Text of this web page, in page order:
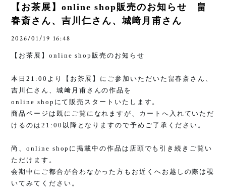
【お茶展】online shop販売のお知らせ 畠
春斎さん、吉川仁さん、城﨑月甫さん
2026/01/19 16:48
【お茶展】 online shop販売のお知らせ
本日21:00 より【お茶展】にご参加いただいた畠春斎さん、
吉川仁さん、城﨑月甫さんの作品を
online shop にて販売スタートいたします。
商品ページは既にご覧になれますが、カートへ入れていただ
けるのは21:00 以降となりますので予めご了承ください。
尚、online shop に掲載中の作品は店頭でも引き続きご覧い
ただけます。
会期中にご都合が合わなかった方もお近くへお越しの際は覗
いてみてください。